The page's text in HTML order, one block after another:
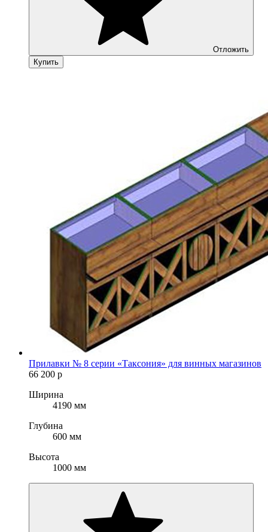
Отложить
Купить
Прилавки № 8 серии «Таксония» для винных магазинов
66 200 р
Ширина
4190 мм
Глубина
600 мм
Высота
1000 мм